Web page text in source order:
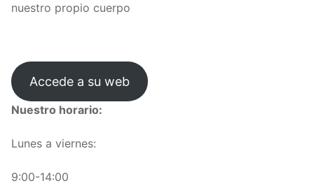
nuestro propio cuerpo
Accede a su web
Nuestro horario:
Lunes a viernes:
9:00-14:00